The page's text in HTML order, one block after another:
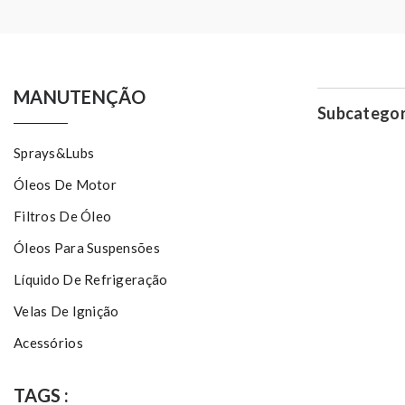
MANUTENÇÃO
Sprays&Lubs
Óleos De Motor
Filtros De Óleo
Óleos Para Suspensões
Líquido De Refrigeração
Velas De Ignição
Acessórios
TAGS :